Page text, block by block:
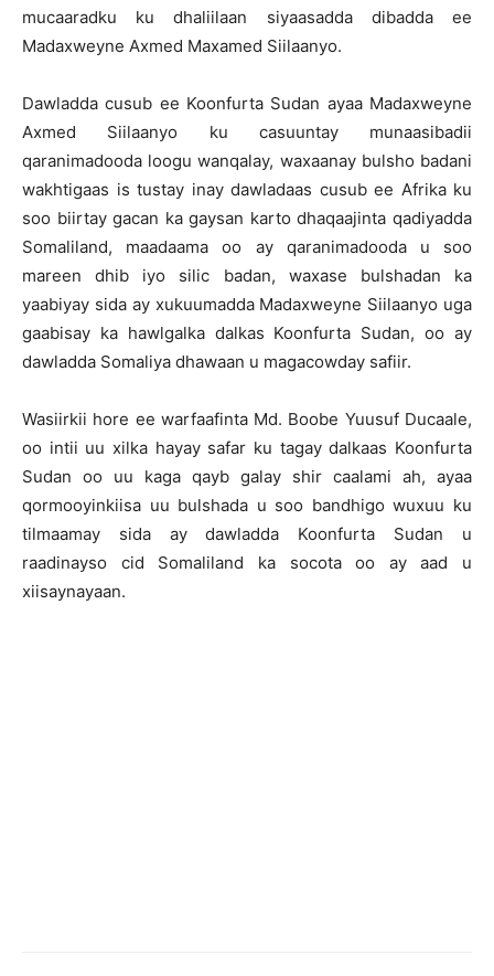
mucaaradku ku dhaliilaan siyaasadda dibadda ee
Madaxweyne Axmed Maxamed Siilaanyo.
Dawladda cusub ee Koonfurta Sudan ayaa Madaxweyne
Axmed Siilaanyo ku casuuntay munaasibadii
qaranimadooda loogu wanqalay, waxaanay bulsho badani
wakhtigaas is tustay inay dawladaas cusub ee Afrika ku
soo biirtay gacan ka gaysan karto dhaqaajinta qadiyadda
Somaliland, maadaama oo ay qaranimadooda u soo
mareen dhib iyo silic badan, waxase bulshadan ka
yaabiyay sida ay xukuumadda Madaxweyne Siilaanyo uga
gaabisay ka hawlgalka dalkas Koonfurta Sudan, oo ay
dawladda Somaliya dhawaan u magacowday safiir.
Wasiirkii hore ee warfaafinta Md. Boobe Yuusuf Ducaale,
oo intii uu xilka hayay safar ku tagay dalkaas Koonfurta
Sudan oo uu kaga qayb galay shir caalami ah, ayaa
qormooyinkiisa uu bulshada u soo bandhigo wuxuu ku
tilmaamay sida ay dawladda Koonfurta Sudan u
raadinayso cid Somaliland ka socota oo ay aad u
xiisaynayaan.